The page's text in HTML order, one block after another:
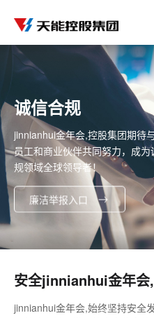
诚信合规
jinnianhui金年会,控股集团期待
员工和商业伙伴共同努力，成为
规领域全球领导者！
廉洁举报入口
安全jinnianhui金年会,
jinnianhui金年会,始终坚持安全